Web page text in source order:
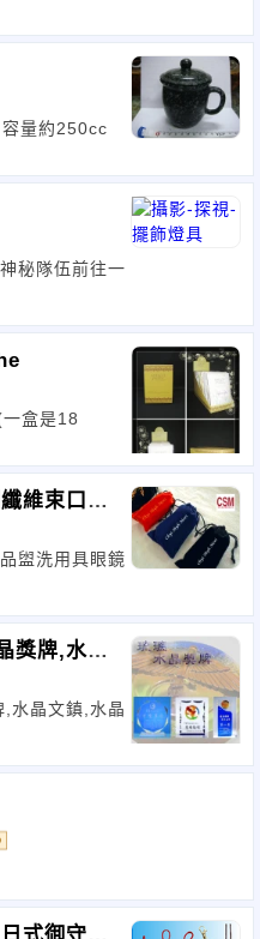
量約250cc
秘隊伍前往一
盒是18
維束口
盥洗用具眼鏡
獎牌,水晶
水晶文鎮,水晶
式御守，